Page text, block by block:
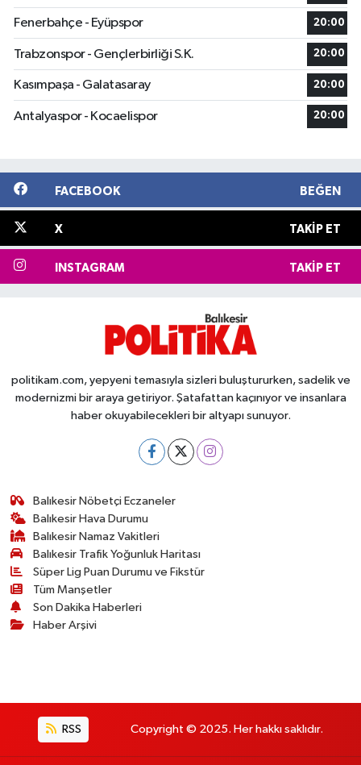
Fenerbahçe - Eyüpspor 20:00
Trabzonspor - Gençlerbirliği S.K. 20:00
Kasımpaşa - Galatasaray 20:00
Antalyaspor - Kocaelispor 20:00
FACEBOOK BEĞEN
X TAKIP ET
INSTAGRAM TAKIP ET
politikam.com, yepyeni temasıyla sizleri buluştururken, sadelik ve
modernizmi bir araya getiriyor. Şatafattan kaçınıyor ve insanlara
haber okuyabilecekleri bir altyapı sunuyor.
Balıkesir Nöbetçi Eczaneler
Balıkesir Hava Durumu
Balıkesir Namaz Vakitleri
Balıkesir Trafik Yoğunluk Haritası
Süper Lig Puan Durumu ve Fikstür
Tüm Manşetler
Son Dakika Haberleri
Haber Arşivi
RSS Copyright © 2025. Her hakkı saklıdır.